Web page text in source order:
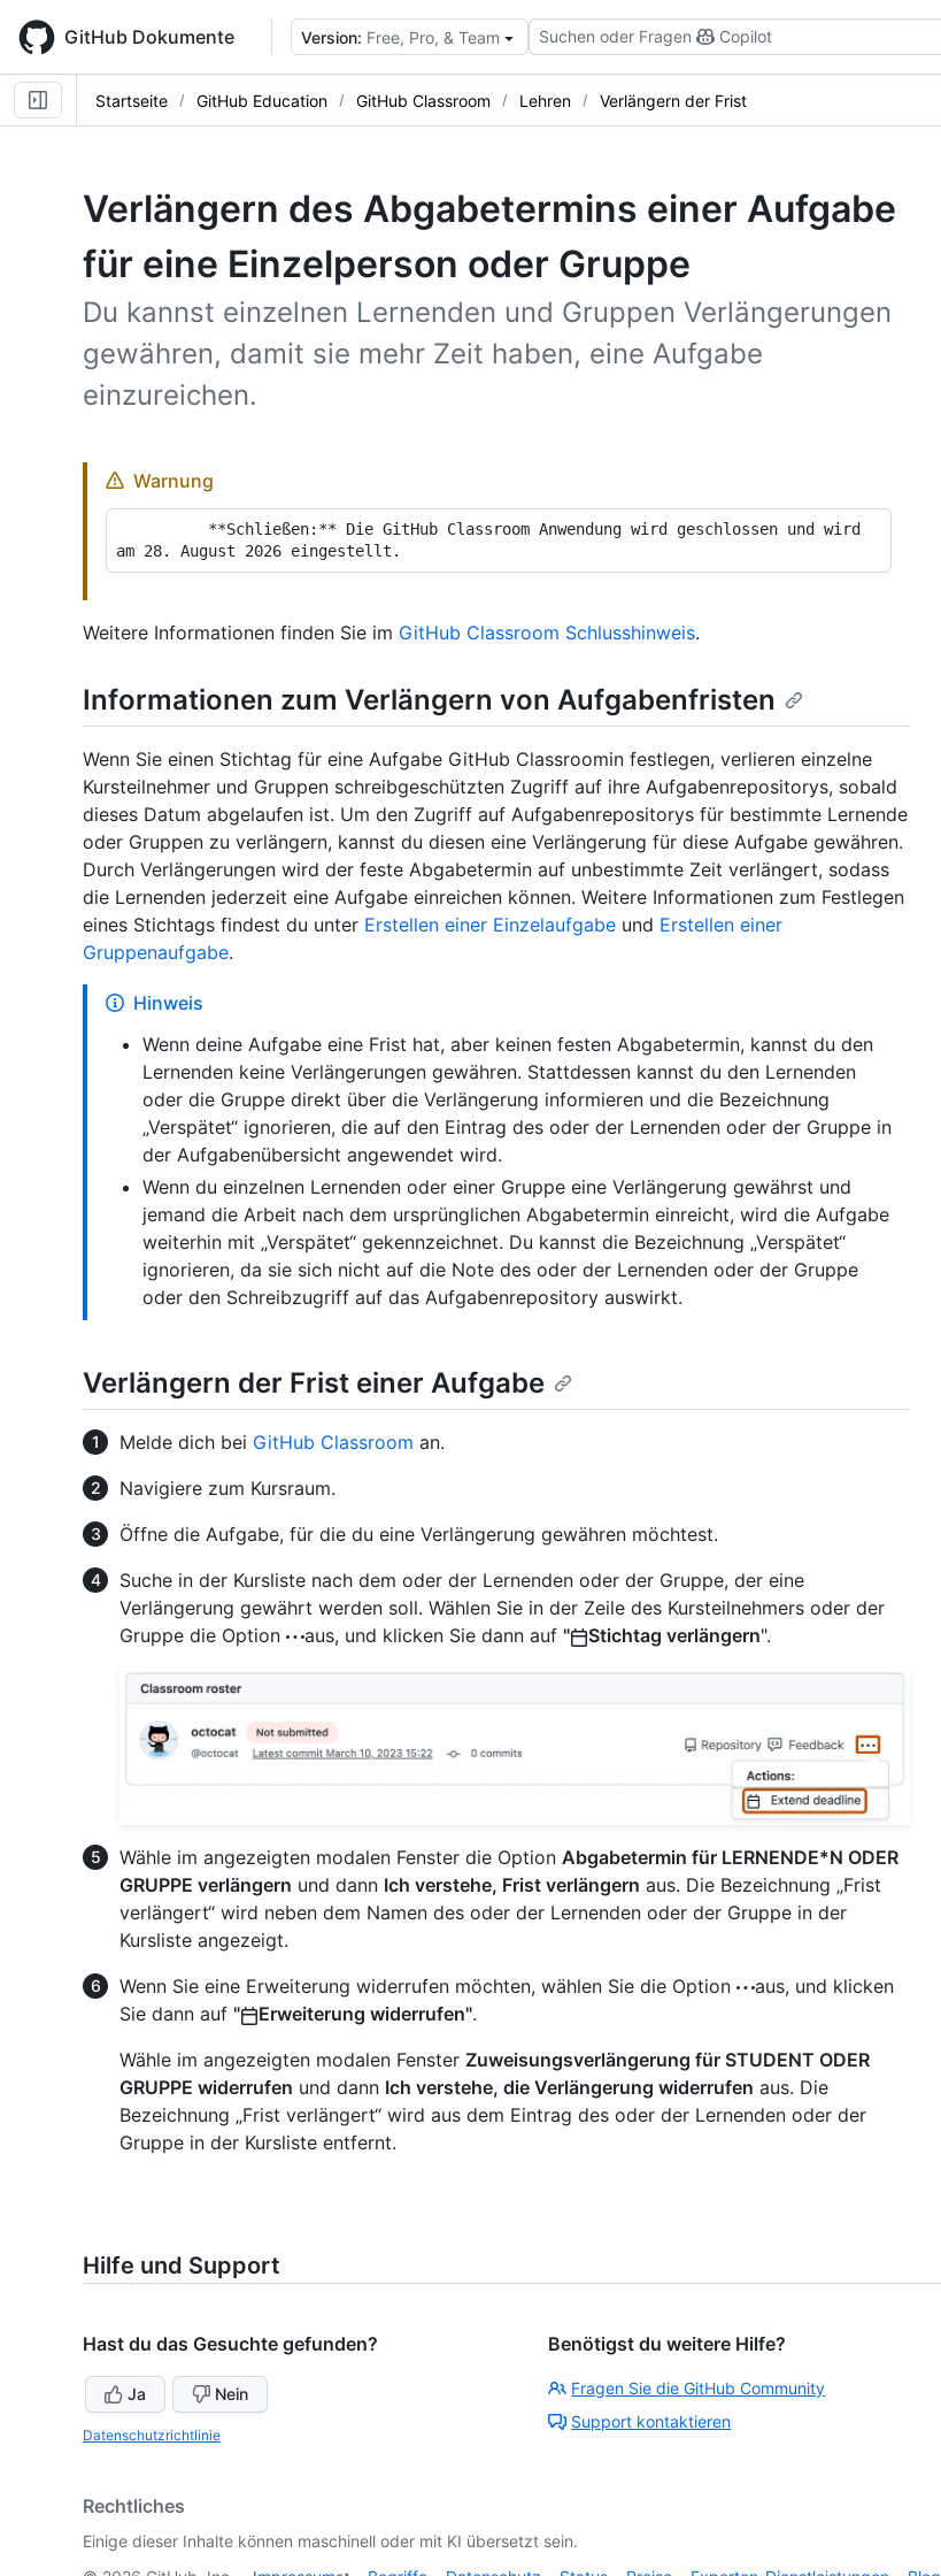
main
content
GitHub Dokumente Version: Free, Pro, & Team Suchen oder Fragen Copilot
Startseite GitHub Education GitHub Classroom Lehren Verlängern der Frist
Verlängern des Abgabetermins einer Aufgabe
für eine Einzelperson oder Gruppe
Du kannst einzelnen Lernenden und Gruppen Verlängerungen
gewähren, damit sie mehr Zeit haben, eine Aufgabe
einzureichen.
Warnung
Weitere Informationen finden Sie im GitHub Classroom Schlusshinweis.
Informationen zum Verlängern von Aufgabenfristen
Wenn Sie einen Stichtag für eine Aufgabe GitHub Classroomin festlegen, verlieren einzelne
Kursteilnehmer und Gruppen schreibgeschützten Zugriff auf ihre Aufgabenrepositorys, sobald
dieses Datum abgelaufen ist. Um den Zugriff auf Aufgabenrepositorys für bestimmte Lernende
oder Gruppen zu verlängern, kannst du diesen eine Verlängerung für diese Aufgabe gewähren.
Durch Verlängerungen wird der feste Abgabetermin auf unbestimmte Zeit verlängert, sodass
die Lernenden jederzeit eine Aufgabe einreichen können. Weitere Informationen zum Festlegen
eines Stichtags findest du unter Erstellen einer Einzelaufgabe und Erstellen einer
Gruppenaufgabe.
Hinweis
Wenn deine Aufgabe eine Frist hat, aber keinen festen Abgabetermin, kannst du den
Lernenden keine Verlängerungen gewähren. Stattdessen kannst du den Lernenden
oder die Gruppe direkt über die Verlängerung informieren und die Bezeichnung
„Verspätet“ ignorieren, die auf den Eintrag des oder der Lernenden oder der Gruppe in
der Aufgabenübersicht angewendet wird.
Wenn du einzelnen Lernenden oder einer Gruppe eine Verlängerung gewährst und
jemand die Arbeit nach dem ursprünglichen Abgabetermin einreicht, wird die Aufgabe
weiterhin mit „Verspätet“ gekennzeichnet. Du kannst die Bezeichnung „Verspätet“
ignorieren, da sie sich nicht auf die Note des oder der Lernenden oder der Gruppe
oder den Schreibzugriff auf das Aufgabenrepository auswirkt.
Verlängern der Frist einer Aufgabe
Melde dich bei GitHub Classroom an.
Navigiere zum Kursraum.
Öffne die Aufgabe, für die du eine Verlängerung gewähren möchtest.
Suche in der Kursliste nach dem oder der Lernenden oder der Gruppe, der eine
Verlängerung gewährt werden soll. Wählen Sie in der Zeile des Kursteilnehmers oder der
Gruppe die Option
aus, und klicken Sie dann auf " Stichtag verlängern".
Wähle im angezeigten modalen Fenster die Option Abgabetermin für LERNENDE*N ODER
GRUPPE verlängern und dann Ich verstehe, Frist verlängern aus. Die Bezeichnung „Frist
verlängert“ wird neben dem Namen des oder der Lernenden oder der Gruppe in der
Kursliste angezeigt.
Wenn Sie eine Erweiterung widerrufen möchten, wählen Sie die Option
aus, und klicken
Sie dann auf " Erweiterung widerrufen".
Wähle im angezeigten modalen Fenster Zuweisungsverlängerung für STUDENT ODER
GRUPPE widerrufen und dann Ich verstehe, die Verlängerung widerrufen aus. Die
Bezeichnung „Frist verlängert“ wird aus dem Eintrag des oder der Lernenden oder der
Gruppe in der Kursliste entfernt.
Hilfe und Support
Hast du das Gesuchte gefunden?
Ja Nein
Datenschutzrichtlinie
Benötigst du weitere Hilfe?
Fragen Sie die GitHub Community
Support kontaktieren
Rechtliches
Einige dieser Inhalte können maschinell oder mit KI übersetzt sein.